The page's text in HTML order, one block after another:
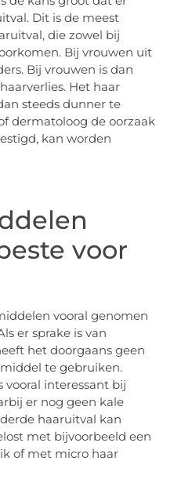
Dit is de meest
die zowel bij
Bij vrouwen uit
Bij vrouwen is dan
Het haar
steeds dunner te
dermatoloog de oorzaak
kan worden
voor
vooral genomen
er sprake is van
het doorgaans geen
te gebruiken.
interessant bij
er nog geen kale
haaruitval kan
met bijvoorbeeld een
of met micro haar